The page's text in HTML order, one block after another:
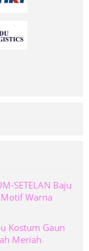
SETELAN Baju
Warna
Kostum Gaun
Meriah